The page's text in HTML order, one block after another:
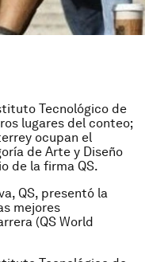
Tecnológico de
lugares del conteo;
ocupan el
de Arte y Diseño
de la firma QS.
QS, presentó la
mejores
(QS World